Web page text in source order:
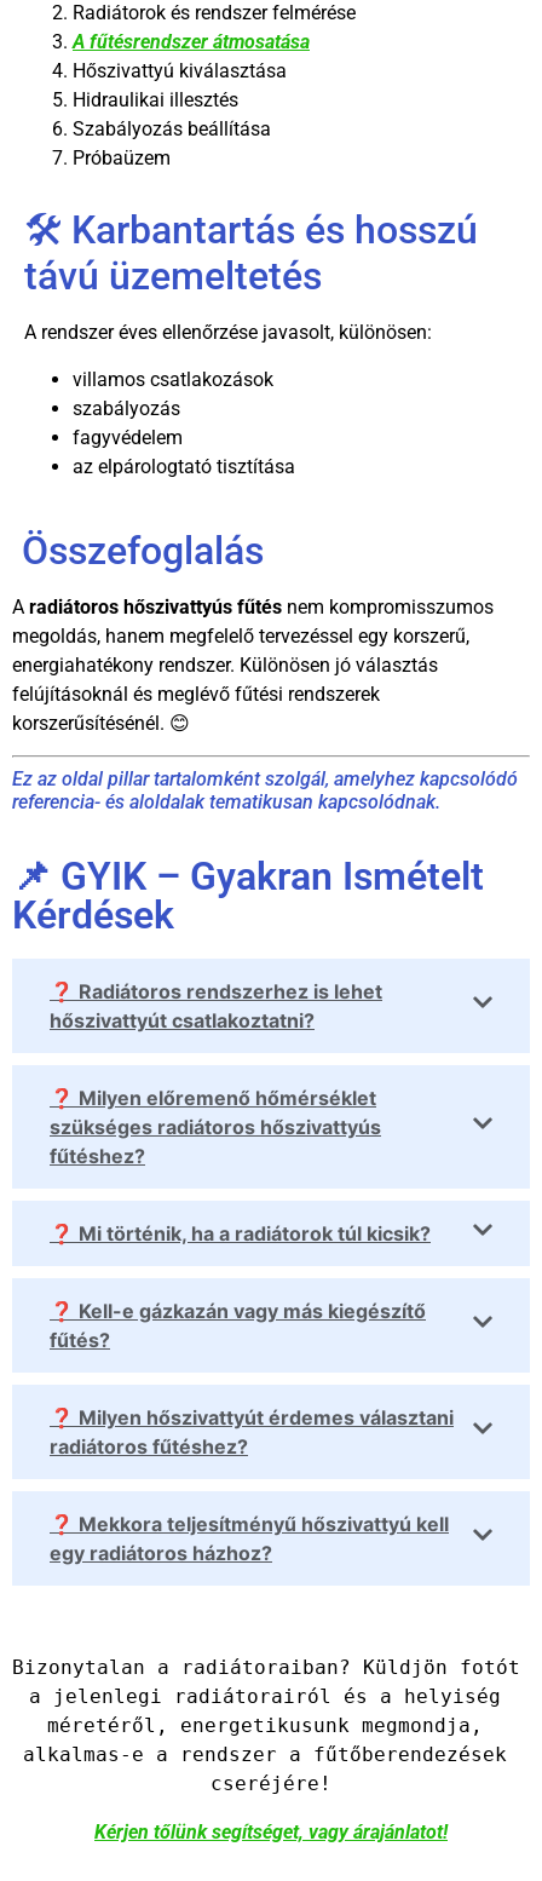
Radiátorok és rendszer felmérése
A fűtésrendszer átmosatása
Hőszivattyú kiválasztása
Hidraulikai illesztés
Szabályozás beállítása
Próbaüzem
🛠️ Karbantartás és hosszú
távú üzemeltetés
A rendszer éves ellenőrzése javasolt, különösen:
villamos csatlakozások
szabályozás
fagyvédelem
az elpárologtató tisztítása
Összefoglalás
A radiátoros hőszivattyús fűtés nem kompromisszumos
megoldás, hanem megfelelő tervezéssel egy korszerű,
energiahatékony rendszer. Különösen jó választás
felújításoknál és meglévő fűtési rendszerek
korszerűsítésénél. 😊
Ez az oldal pillar tartalomként szolgál, amelyhez kapcsolódó
referencia- és aloldalak tematikusan kapcsolódnak.
📌 GYIK – Gyakran Ismételt
Kérdések
❓ Radiátoros rendszerhez is lehet
hőszivattyút csatlakoztatni?
❓ Milyen előremenő hőmérséklet
szükséges radiátoros hőszivattyús
fűtéshez?
❓ Mi történik, ha a radiátorok túl kicsik?
❓ Kell-e gázkazán vagy más kiegészítő
fűtés?
❓ Milyen hőszivattyút érdemes választani
radiátoros fűtéshez?
❓ Mekkora teljesítményű hőszivattyú kell
egy radiátoros házhoz?
Bizonytalan a radiátoraiban? Küldjön fotót
a jelenlegi radiátorairól és a helyiség
méretéről, energetikusunk megmondja,
alkalmas-e a rendszer a fűtőberendezések
cseréjére!
Kérjen tőlünk segítséget, vagy árajánlatot!